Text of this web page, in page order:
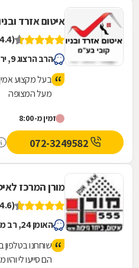
איטום אזרד
(4.4)
הרב הרצוג 9, ירושלים
בעל מקצוע אמין
מעל המצופה
זמין מ-8:00
מורן המרכז
(4.6)
האומן 24, רב מכר תלפיות ירושלים
שוחחנו בטלפון
הם סייעו לי